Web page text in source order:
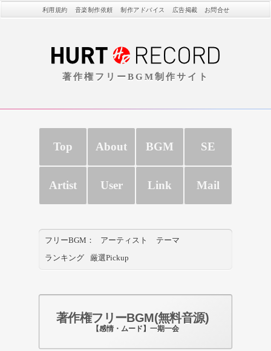
著作権フリーBGM制作サイト
利用規約 音楽制作依頼 制作アドバイス 広告掲載 お問合せ
Top About BGM SE
Artist User Link Mail
フリーBGM： アーティスト テーマ
ランキング 厳選Pickup
著作権フリーBGM(無料音源)
【感情・ムード】一期一会